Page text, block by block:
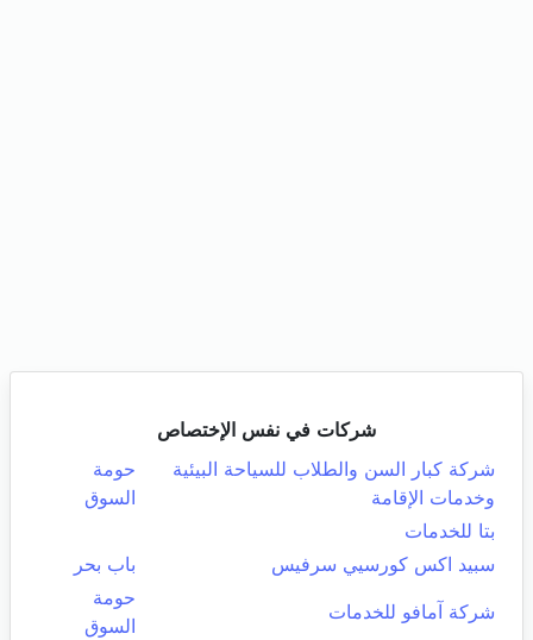
شركات في نفس الإختصاص
شركة كبار السن والطلاب للسياحة البيئية
وخدمات الإقامة
حومة
السوق
بتا للخدمات
سبيد اكس كورسيي سرفيس
باب بحر
شركة آمافو للخدمات
حومة
السوق